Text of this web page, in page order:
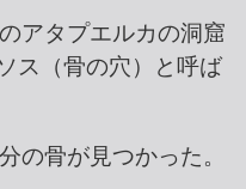
アタプエルカの洞窟
ス（骨の穴）と呼ば
の骨が見つかった。